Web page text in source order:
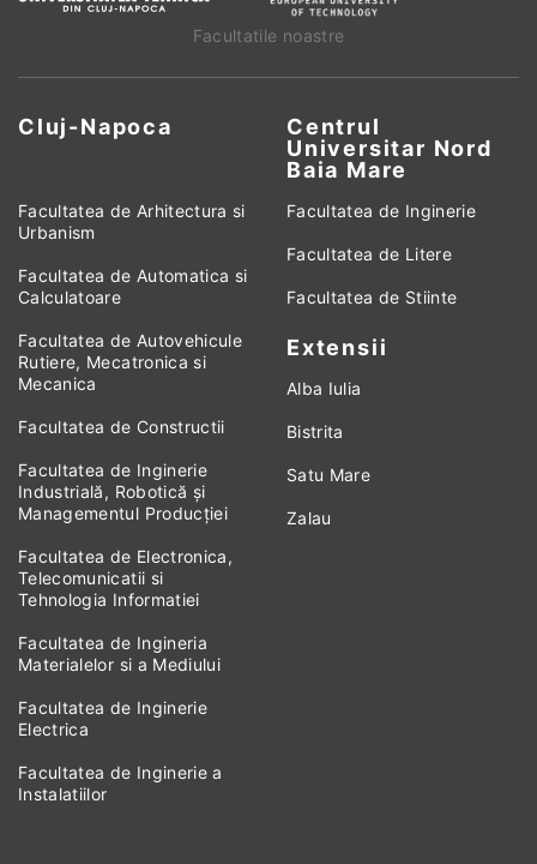
Facultatile noastre
Cluj-Napoca
Centrul
Universitar Nord
Baia Mare
Facultatea de Arhitectura si
Urbanism
Facultatea de Automatica si
Calculatoare
Facultatea de Autovehicule
Rutiere, Mecatronica si
Mecanica
Facultatea de Constructii
Facultatea de Inginerie
Industrială, Robotică și
Managementul Producției
Facultatea de Electronica,
Telecomunicatii si
Tehnologia Informatiei
Facultatea de Ingineria
Materialelor si a Mediului
Facultatea de Inginerie
Electrica
Facultatea de Inginerie a
Instalatiilor
Facultatea de Inginerie
Facultatea de Litere
Facultatea de Stiinte
Extensii
Alba Iulia
Bistrita
Satu Mare
Zalau